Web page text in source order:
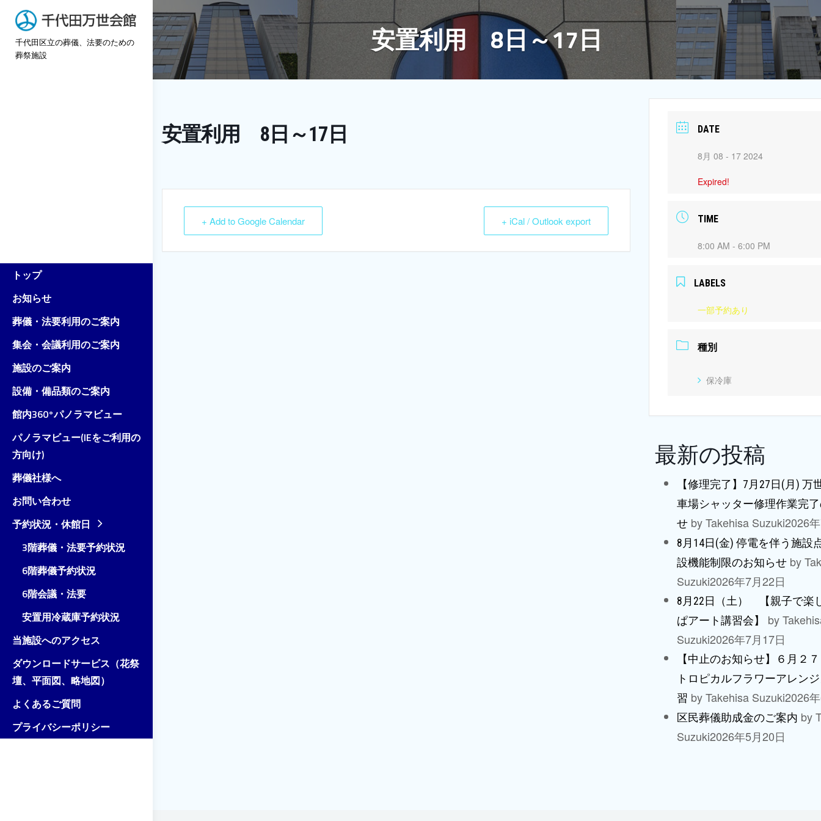
Skip
content
千代田区立の葬儀、法要のための
葬祭施設
トップ
お知らせ
葬儀・法要利用のご案内
集会・会議利用のご案内
施設のご案内
設備・備品類のご案内
館内360°パノラマビュー
パノラマビュー(IEをご利用の
方向け)
葬儀社様へ
お問い合わせ
予約状況・休館日
3階葬儀・法要予約状況
6階葬儀予約状況
6階会議・法要
安置用冷蔵庫予約状況
当施設へのアクセス
ダウンロードサービス（花祭
壇、平面図、略地図）
よくあるご質問
プライバシーポリシー
安置利用 8日～17日
安置利用 8日～17日
+ Add to Google Calendar + iCal / Outlook export
DATE
8月 08 - 17 2024
Expired!
TIME
8:00 AM - 6:00 PM
LABELS
一部予約あり
種別
保冷庫
最新の投稿
【修理完了】7月27日(月) 万
車場シャッター修理作業完
せ by Takehisa Suzuki2026
8月14日(金) 停電を伴う施設
設機能制限のお知らせ by
Suzuki2026年7月22日
8月22日（土） 【親子で楽
ぱアート講習会】
by
Suzuki2026年7月17日
【中止のお知らせ】６月２
トロピカルフラワーアレン
習 by Takehisa Suzuki2026
区民葬儀助成金のご案内 by
Suzuki2026年5月20日